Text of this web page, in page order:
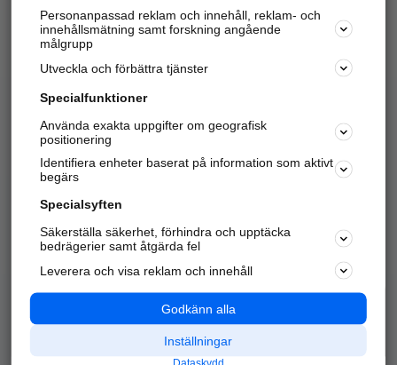
Hitta telefonnummer, adresser, företagsinfo mm.
Marknadsför företaget
Kom igång och annonsera mot
samarbetspartners nära dig.
Alla kategorier
Populära sökningar
API & Kartor
Annonsera
Integritet
Nödnummer
Personanpassad reklam och innehåll, reklam- och
innehållsmätning samt forskning angående
målgrupp
Utveckla och förbättra tjänster
Specialfunktioner
Använda exakta uppgifter om geografisk
positionering
Identifiera enheter baserat på information som aktivt
begärs
Specialsyften
Säkerställa säkerhet, förhindra och upptäcka
bedrägerier samt åtgärda fel
Leverera och visa reklam och innehåll
Godkänn alla
Inställningar
Dataskydd